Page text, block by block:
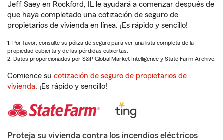
Jeff Saey en Rockford, IL le ayudará a comenzar después de
que haya completado una cotización de seguro de
propietarios de vivienda en línea. ¡Es rápido y sencillo!
1. Por favor, consulte su póliza de seguro para ver una lista completa de la
propiedad cubierta y de las pérdidas cubiertas.
2. Datos proporcionados por S&P Global Market Intelligence y State Farm Archive.
Comience su cotización de seguro de propietarios de
vivienda. ¡Es rápido y sencillo!
Proteja su vivienda contra los incendios eléctricos